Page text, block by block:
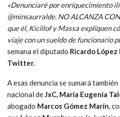
«Denunciaré por enriquecimiento
@minsaurralde. NO ALCANZA
que él, Kicillof y Massa expliquen
viaje con un sueldo de funcionario
semana el diputado Ricardo
Twitter.
A esas denuncia se sumará
nacional deJxC, María Eugenia
abogado Marcos Gómez Marín,